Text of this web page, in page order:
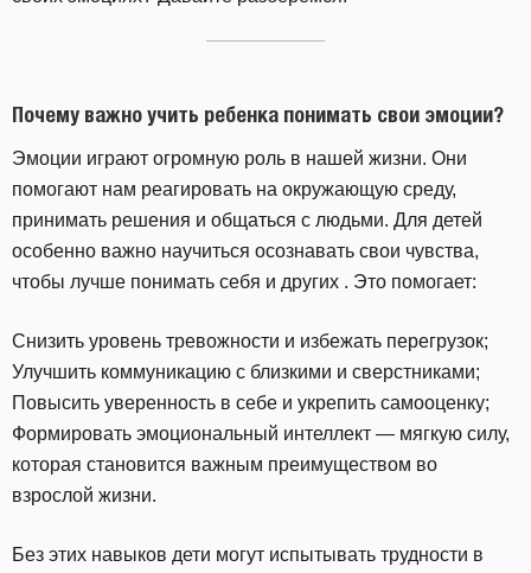
Почему важно учить ребенка понимать свои эмоции?
Эмоции играют огромную роль в нашей жизни. Они
помогают нам реагировать на окружающую среду,
принимать решения и общаться с людьми. Для детей
особенно важно научиться осознавать свои чувства,
чтобы лучше понимать себя и других . Это помогает:
Снизить уровень тревожности и избежать перегрузок;
Улучшить коммуникацию с близкими и сверстниками;
Повысить уверенность в себе и укрепить самооценку;
Формировать эмоциональный интеллект — мягкую силу,
которая становится важным преимуществом во
взрослой жизни.
Без этих навыков дети могут испытывать трудности в